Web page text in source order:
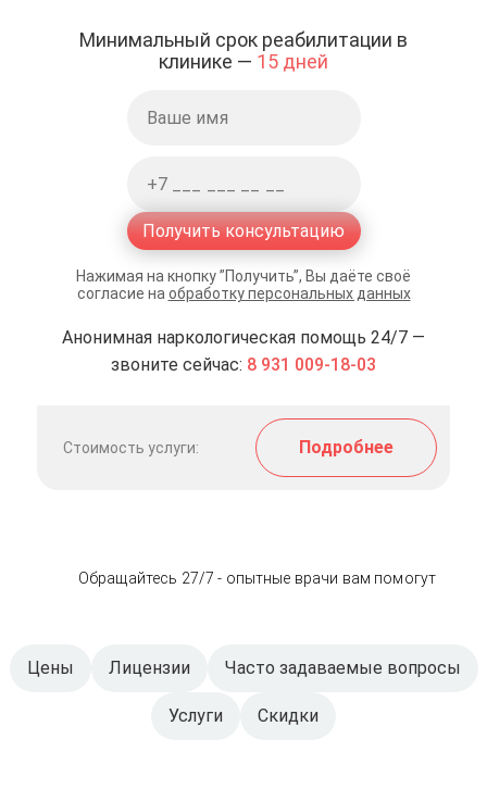
Минимальный срок реабилитации в
клинике — 15 дней
Получить консультацию
Нажимая на кнопку ”Получить”, Вы даёте своё
согласие на обработку персональных данных
Анонимная наркологическая помощь 24/7 —
звоните сейчас: 8 931 009-18-03
Стоимость услуги: Подробнее
Обращайтесь 27/7 - опытные врачи вам помогут
Цены Лицензии Часто задаваемые вопросы
Услуги Скидки